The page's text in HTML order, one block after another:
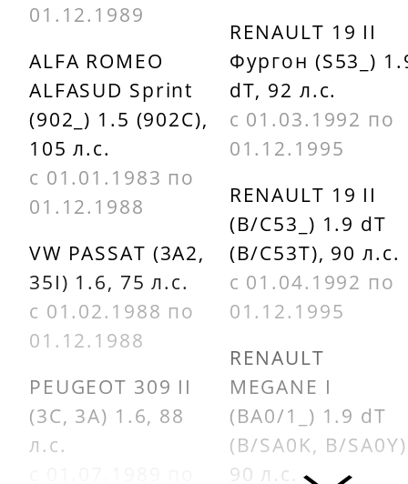
01.12.1989
ALFA ROMEO
ALFASUD Sprint
(902_) 1.5 (902C),
105 л.с.
с 01.01.1983 по
01.12.1988
VW PASSAT (3A2,
35I) 1.6, 75 л.с.
с 01.02.1988 по
01.12.1988
PEUGEOT 309 II
(3C, 3A) 1.6, 88
л.с.
RENAULT 19 II
Фургон (S53_)
dT, 92 л.с.
с 01.03.1992 по
01.12.1995
RENAULT 19 II
(B/C53_) 1.9 dT
(B/C53T), 90 л.с.
с 01.04.1992 по
01.12.1995
RENAULT
MEGANE I
(BA0/1_) 1.9 dT
(B/SA0K, B/
90 л.с.